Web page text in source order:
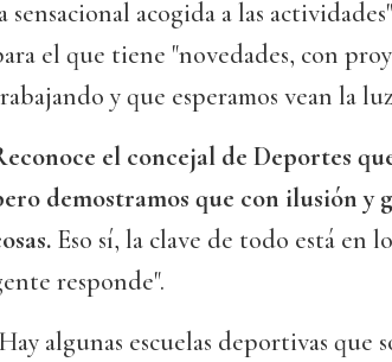
sensacional acogida a las
el que tiene "novedades, con
y que esperamos vean la
el concejal de Deportes
demostramos que con ilusión y
Eso sí, la clave de todo está en
responde".
algunas escuelas deportivas que